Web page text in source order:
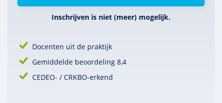
Inschrijven is niet (meer) mogelijk.
Docenten uit de praktijk
Gemiddelde beoordeling 8,4
CEDEO- / CRKBO-erkend